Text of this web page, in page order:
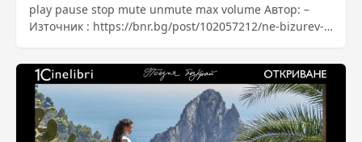
play pause stop mute unmute max volume Автор: –
Източник : https://bnr.bg/post/102057212/ne-bizurev-